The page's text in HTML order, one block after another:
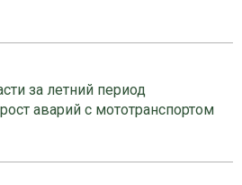
за летний период
аварий с мототранспортом